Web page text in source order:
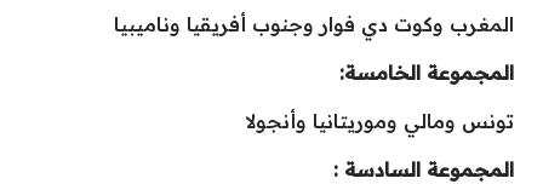
المغرب وكوت دي فوار وجنوب أفريقيا وناميبيا
المجموعة الخامسة:
تونس ومالي وموريتانيا وأنجولا
المجموعة السادسة :